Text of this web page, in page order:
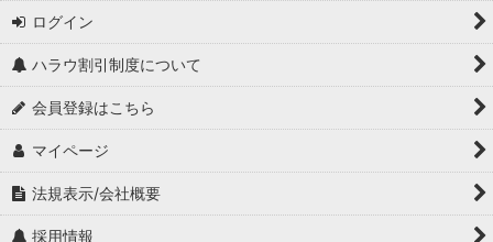
ログイン
ハラウ割引制度について
会員登録はこちら
マイページ
法規表示/会社概要
採用情報